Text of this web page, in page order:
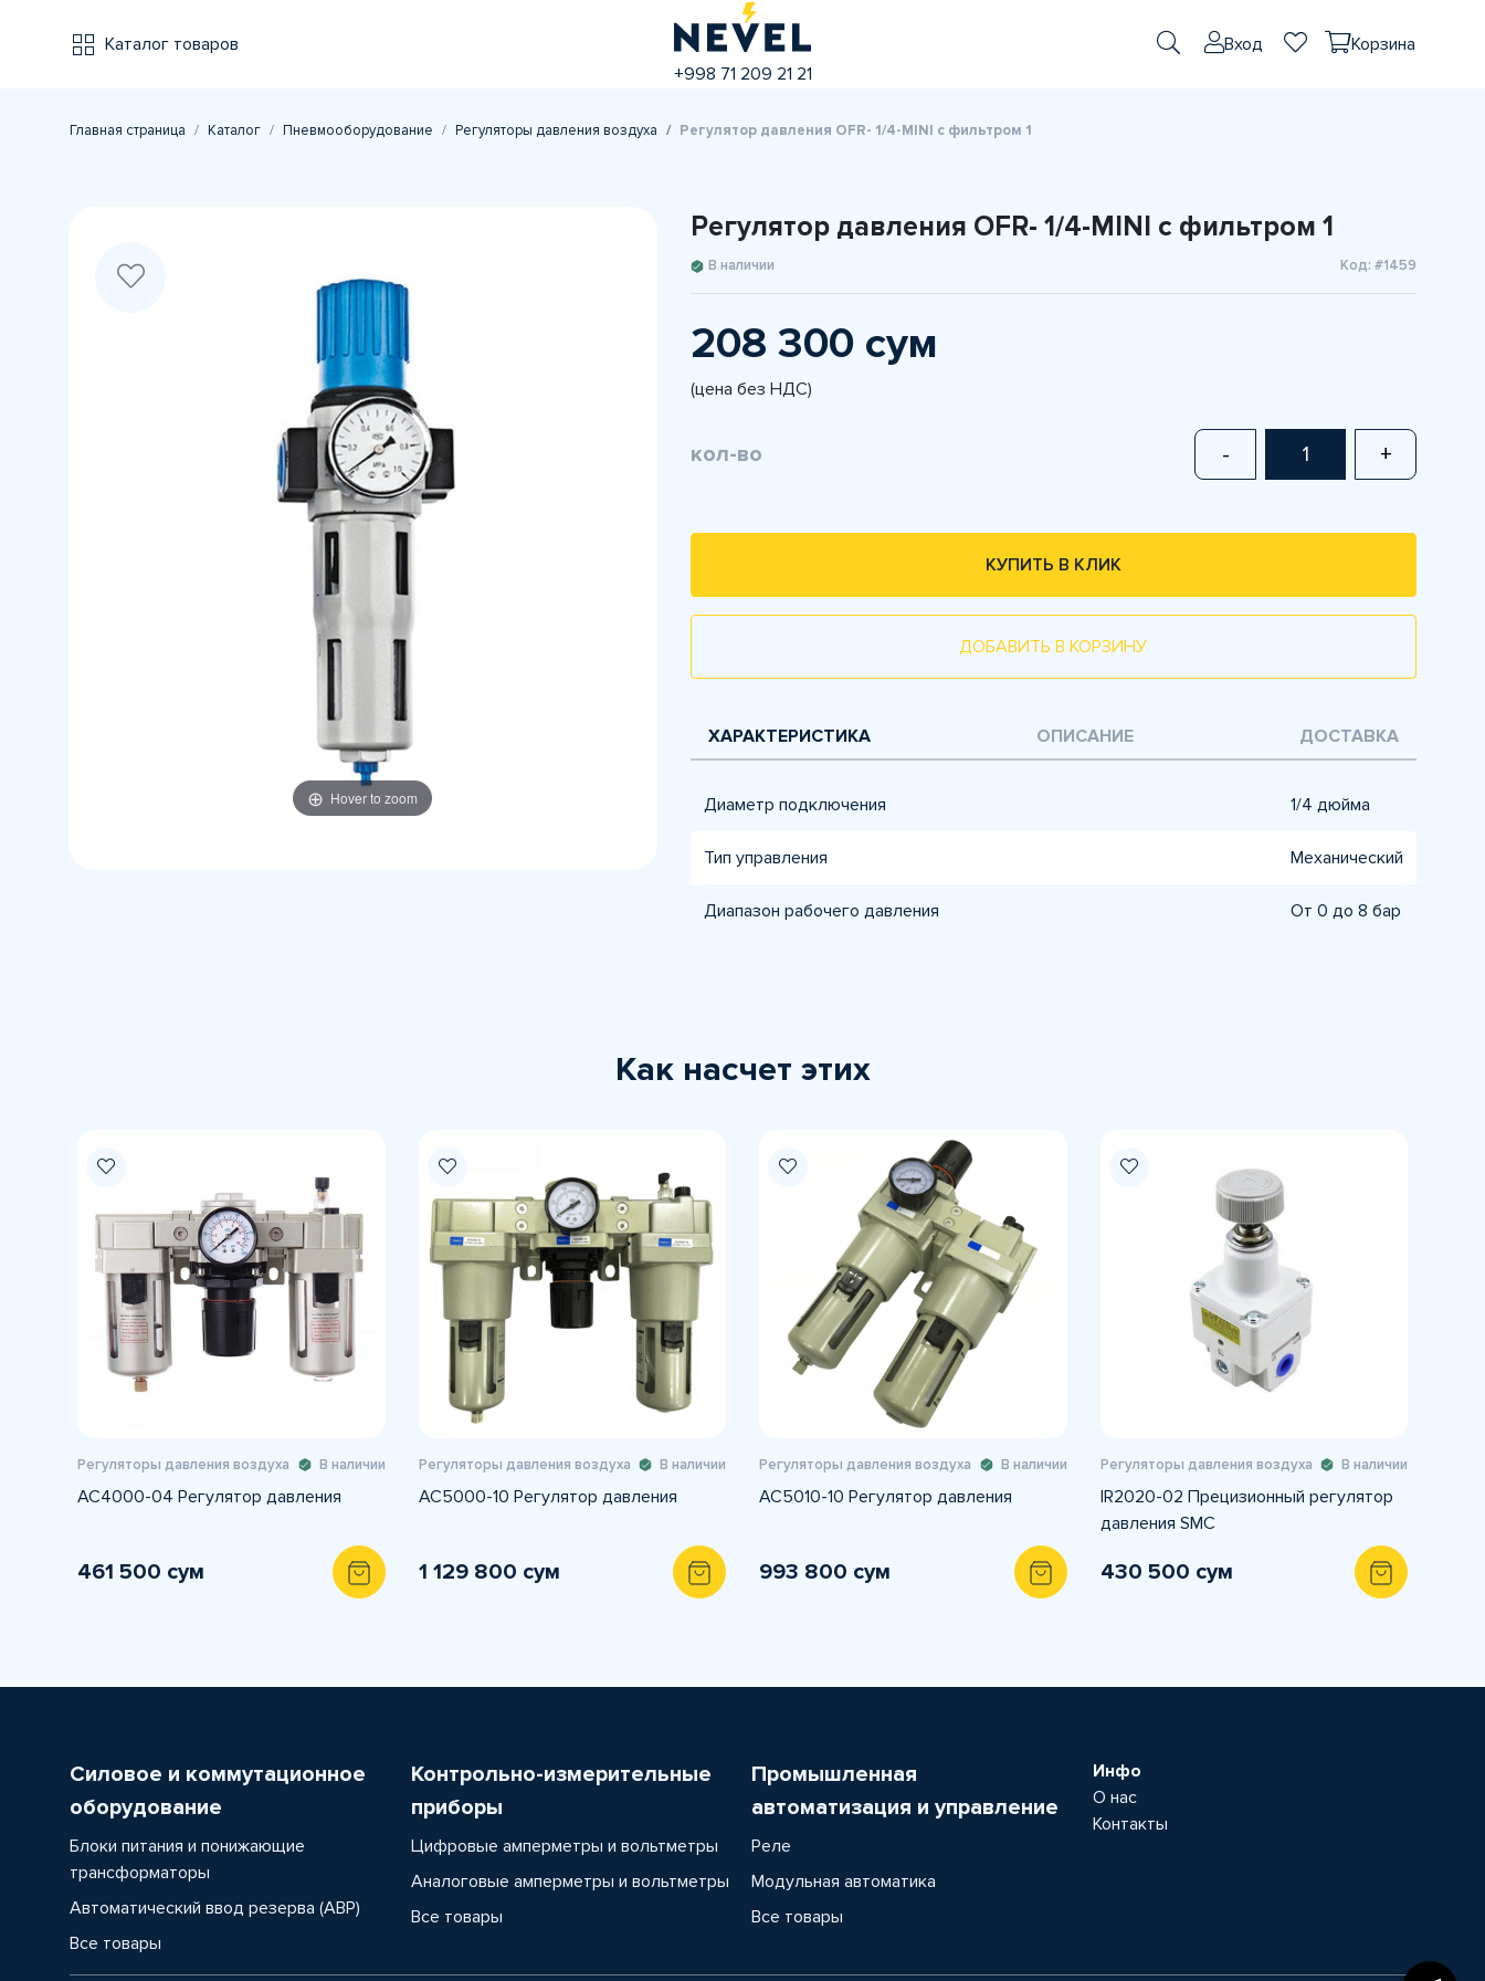
Каталог товаров
+998 71 209 21 21
Вход Корзина
Главная страница Каталог Пневмооборудование Регуляторы давления воздуха Регулятор давления OFR- 1/4-MINI с фильтром 1
Hover to zoom
Регулятор давления OFR- 1/4-MINI с фильтром 1
В наличии Код: #1459
208 300 сум
(цена без НДС)
кол-во - +
КУПИТЬ В КЛИК
ДОБАВИТЬ В КОРЗИНУ
ХАРАКТЕРИСТИКА ОПИСАНИЕ ДОСТАВКА
Диаметр подключения 1/4 дюйма
Тип управления Механический
Диапазон рабочего давления От 0 до 8 бар
Как насчет этих
Регуляторы давления воздуха В наличии
AC4000-04 Регулятор давления
461 500 сум
Регуляторы давления воздуха В наличии
AC5000-10 Регулятор давления
1 129 800 сум
Регуляторы давления воздуха В наличии
AC5010-10 Регулятор давления
993 800 сум
Регуляторы давления воздуха В наличии
IR2020-02 Прецизионный регулятор
давления SMC
430 500 сум
Силовое и коммутационное
оборудование
Блоки питания и понижающие
трансформаторы
Автоматический ввод резерва (АВР)
Все товары
Контрольно-измерительные
приборы
Цифровые амперметры и вольтметры
Аналоговые амперметры и вольтметры
Все товары
Промышленная
автоматизация и управление
Реле
Модульная автоматика
Все товары
Инфо
О нас
Контакты